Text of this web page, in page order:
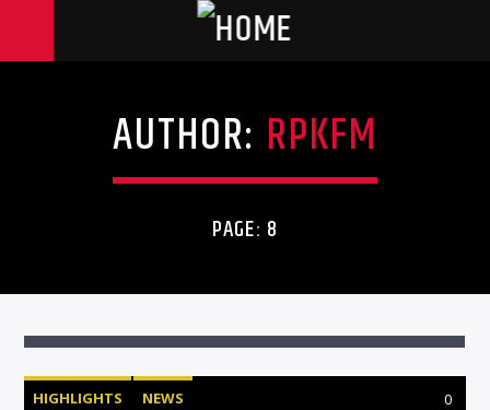
AUTHOR: RPKFM
PAGE: 8
HIGHLIGHTS NEWS 0